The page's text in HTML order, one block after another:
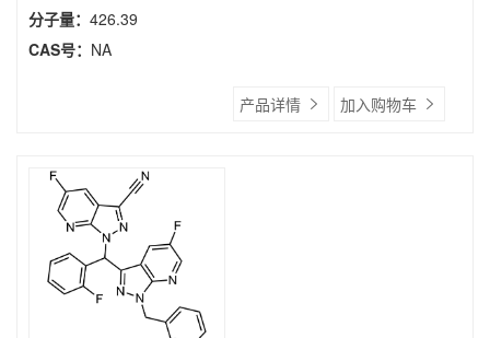
分子量： 426.39
CAS号： NA
产品详情 加入购物车